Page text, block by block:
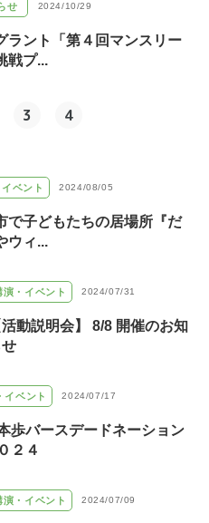
せ 2024/10/29
ラント「第４回マンスリー
戦プ...
3 4
ベント 2024/08/05
で子どもたちの居場所『だ
ウィ...
演・イベント 2024/07/31
活動説明会】 8/8 開催のお知
せ
イベント 2024/07/17
歩バースデードネーション
２４
演・イベント 2024/07/09